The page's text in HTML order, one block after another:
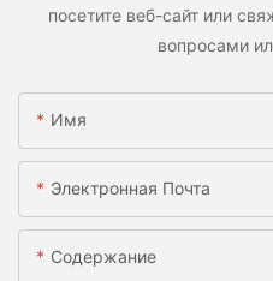
посетите веб-сайт или
вопросами
Имя
Электронная Почта
Содержание